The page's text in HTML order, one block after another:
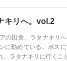
キリへ。vol.2
の田舎、ラタナキリ
に勤めている。ボス
、ラタナキリに行くこ